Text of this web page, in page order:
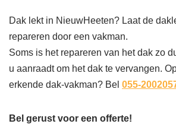
Dak lekt in NieuwHeeten? Laat de
repareren door een vakman.
Soms is het repareren van het dak zo
u aanraadt om het dak te vervangen.
erkende dak-vakman? Bel 055-
Bel gerust voor een offerte!